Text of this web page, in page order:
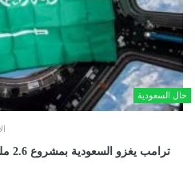
حال السعودية